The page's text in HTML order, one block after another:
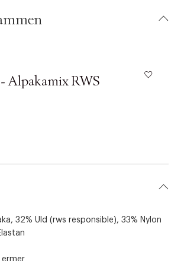
Alpakamix RWS
32% Uld (rws responsible), 33% Nylon